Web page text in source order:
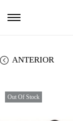
ANTERIOR
Out Of Stock